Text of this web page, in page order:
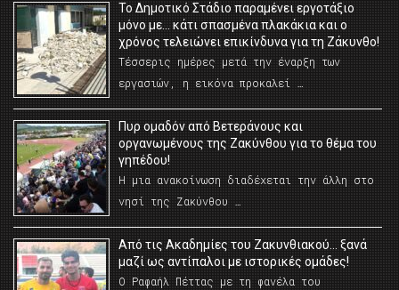
Το Δημοτικό Στάδιο παραμένει εργοτάξιο
μόνο με… κάτι σπασμένα πλακάκια και ο
χρόνος τελειώνει επικίνδυνα για τη Ζάκυνθο!
Τέσσερις ημέρες μετά την έναρξη των
εργασιών, η εικόνα προκαλεί …
Πυρ ομαδόν από Βετεράνους και
οργανωμένους της Ζακύνθου για το θέμα του
γηπέδου!
Η μια ανακοίνωση διαδέχεται την άλλη στο
νησί της Ζακύνθου …
Από τις Ακαδημίες του Ζακυνθιακού… ξανά
μαζί ως αντίπαλοι με ιστορικές ομάδες!
Ο Ραφαήλ Πέττας με τη φανέλα του